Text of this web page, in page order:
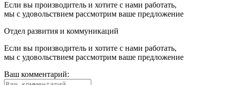
Если вы производитель и хотите с нами работать,
мы с удовольствием рассмотрим ваше предложение
Отдел развития и коммуникаций
Если вы производитель и хотите с нами работать,
мы с удовольствием рассмотрим ваше предложение
Ваш комментарий: